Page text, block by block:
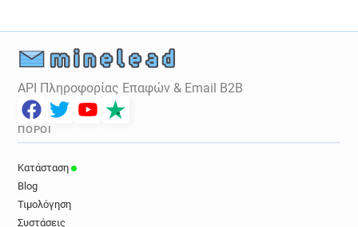
API Πληροφορίας Επαφών & Email B2B
ΠΌΡΟΙ
Κατάσταση
Blog
Τιμολόγηση
Συστάσεις